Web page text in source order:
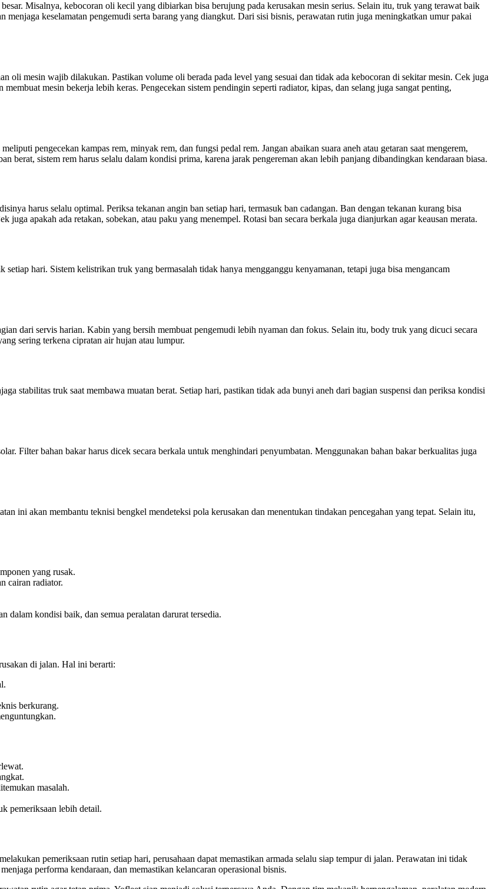
Misalnya, kebocoran oli kecil yang dibiarkan bisa berujung pada kerusakan mesin serius. Selain itu, truk yang terawat baik
menjaga keselamatan pengemudi serta barang yang diangkut. Dari sisi bisnis, perawatan rutin juga meningkatkan umur pakai
oli mesin wajib dilakukan. Pastikan volume oli berada pada level yang sesuai dan tidak ada kebocoran di sekitar mesin. Cek juga
mesin bekerja lebih keras. Pengecekan sistem pendingin seperti radiator, kipas, dan selang juga sangat penting,
pengecekan kampas rem, minyak rem, dan fungsi pedal rem. Jangan abaikan suara aneh atau getaran saat mengerem,
berat, sistem rem harus selalu dalam kondisi prima, karena jarak pengereman akan lebih panjang dibandingkan kendaraan biasa.
harus selalu optimal. Periksa tekanan angin ban setiap hari, termasuk ban cadangan. Ban dengan tekanan kurang bisa
juga apakah ada retakan, sobekan, atau paku yang menempel. Rotasi ban secara berkala juga dianjurkan agar keausan merata.
hari. Sistem kelistrikan truk yang bermasalah tidak hanya mengganggu kenyamanan, tetapi juga bisa mengancam
dari servis harian. Kabin yang bersih membuat pengemudi lebih nyaman dan fokus. Selain itu, body truk yang dicuci secara
sering terkena cipratan air hujan atau lumpur.
stabilitas truk saat membawa muatan berat. Setiap hari, pastikan tidak ada bunyi aneh dari bagian suspensi dan periksa kondisi
Filter bahan bakar harus dicek secara berkala untuk menghindari penyumbatan. Menggunakan bahan bakar berkualitas juga
ini akan membantu teknisi bengkel mendeteksi pola kerusakan dan menentukan tindakan pencegahan yang tepat. Selain itu,
yang rusak.
cairan radiator.
dalam kondisi baik, dan semua peralatan darurat tersedia.
di jalan. Hal ini berarti:
berkurang.
masalah.
pemeriksaan lebih detail.
pemeriksaan rutin setiap hari, perusahaan dapat memastikan armada selalu siap tempur di jalan. Perawatan ini tidak
performa kendaraan, dan memastikan kelancaran operasional bisnis.